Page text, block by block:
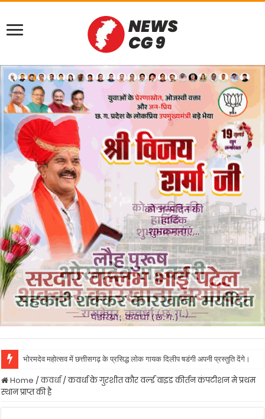
भोरमदेव महोत्सव में छत्तीसगढ़ के प्रसिद्ध लोक गायक दिलीप षडंगी अपनी प्रस्तुति देंगे।
Home /कवर्धा/कवर्धा के गुरशीत कौर वर्ल्ड वाइड कीर्तन कंपटीशन मे प्रथम
स्थान प्राप्त की है